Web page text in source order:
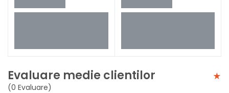
Evaluare medie clientilor
(0 Evaluare)